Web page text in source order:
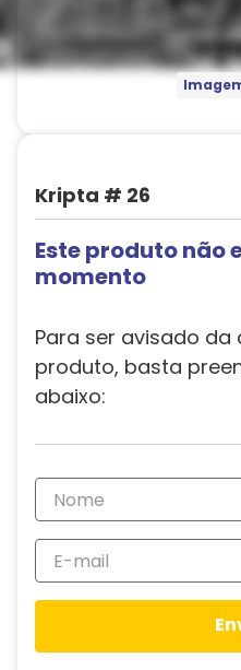
Kripta # 26
Este produto não
momento
Para ser avisado
produto, basta
abaixo: